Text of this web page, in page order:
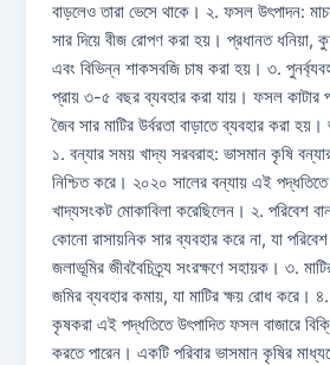
বাড়লেও তারা ভেসে থাকে। ২. ফসল উৎপাদন:
সার দিয়ে বীজ রোপণ করা হয়। প্রধানত ধনিয়া,
এবং বিভিন্ন শাকসবজি চাষ করা হয়। ৩.
প্রায় ৩-৫ বছর ব্যবহার করা যায়। ফসল কাটার
জৈব সার মাটির উর্বরতা বাড়াতে ব্যবহার করা
১. বন্যার সময় খাদ্য সরবরাহ: ভাসমান কৃষি
নিশ্চিত করে। ২০২০ সালের বন্যায় এই
খাদ্যসংকট মোকাবিলা করেছিলেন। ২. পরিবেশ
কোনো রাসায়নিক সার ব্যবহার করে না, যা
জলাভূমির জীববৈচিত্র্য সংরক্ষণে সহায়ক। ৩.
জমির ব্যবহার কমায়, যা মাটির ক্ষয় রোধ করে।
কৃষকরা এই পদ্ধতিতে উৎপাদিত ফসল বাজারে
করতে পারেন। একটি পরিবার ভাসমান কৃষির